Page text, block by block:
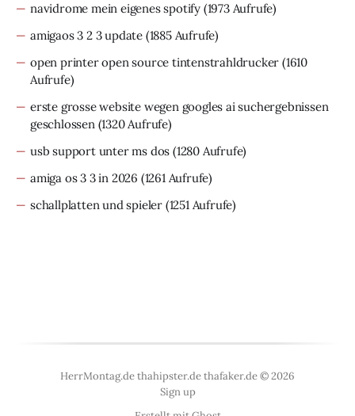
navidrome mein eigenes spotify (1973 Aufrufe)
amigaos 3 2 3 update (1885 Aufrufe)
open printer open source tintenstrahldrucker (1610
Aufrufe)
erste grosse website wegen googles ai suchergebnissen
geschlossen(1320 Aufrufe)
usb support unter ms dos (1280 Aufrufe)
amiga os 3 3 in 2026 (1261 Aufrufe)
schallplatten und spieler (1251 Aufrufe)
HerrMontag.de thahipster.de thafaker.de © 2026
Sign up